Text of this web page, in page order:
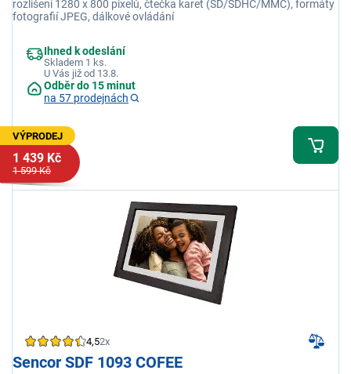
rozlišení 1280 x 800 pixelů, čtečka karet (SD/SDHC/MMC), formáty
fotografií JPEG, dálkové ovládání
Ihned k odeslání
Skladem 1 ks.
U Vás již od 13.8.
Odběr do 15 minut
na 57 prodejnách
VÝPRODEJ
1 439 Kč
1 599 Kč
4,52x
Sencor SDF 1093 COFEE